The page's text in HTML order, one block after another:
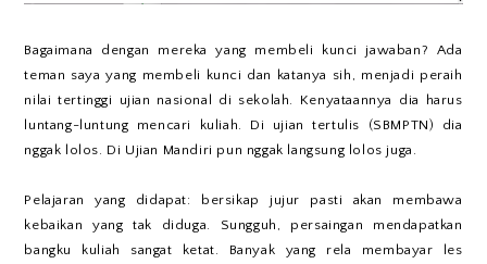
Bagaimana dengan mereka yang membeli kunci jawaban? Ada
teman saya yang membeli kunci dan katanya sih, menjadi peraih
nilai tertinggi ujian nasional di sekolah. Kenyataannya dia harus
luntang-luntung mencari kuliah. Di ujian tertulis (SBMPTN) dia
nggak lolos. Di Ujian Mandiri pun nggak langsung lolos juga.
Pelajaran yang didapat: bersikap jujur pasti akan membawa
kebaikan yang tak diduga. Sungguh, persaingan mendapatkan
bangku kuliah sangat ketat. Banyak yang rela membayar les